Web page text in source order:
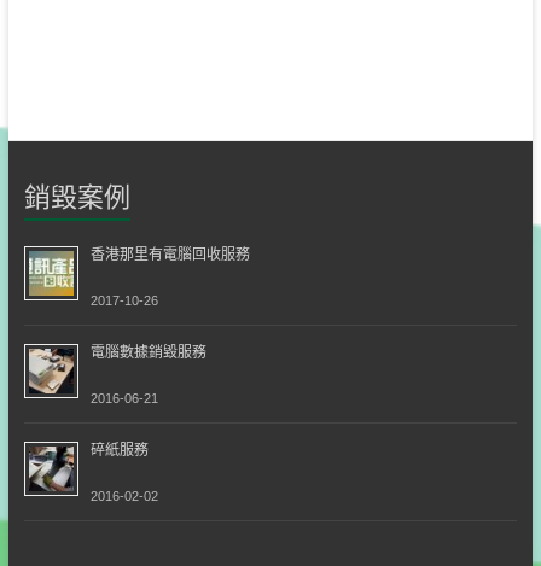
銷毀案例
香港那里有電腦回收服務
2017-10-26
電腦數據銷毀服務
2016-06-21
碎紙服務
2016-02-02